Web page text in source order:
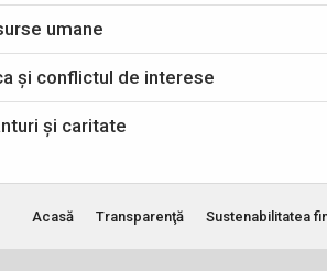
umane
și conflictul de interese
și caritate
Acasă Transparenţă Sustenabilitatea